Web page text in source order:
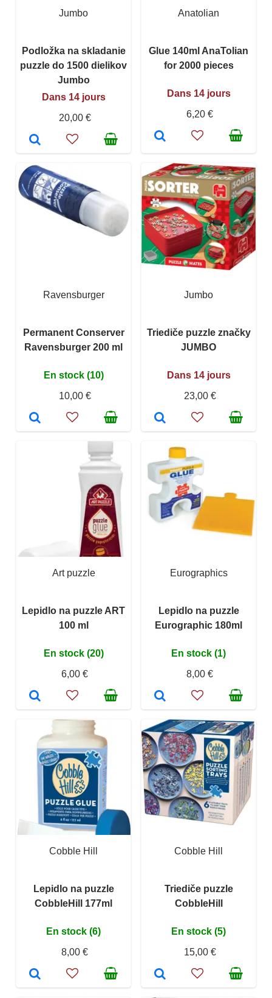
Jumbo
Podložka na skladanie
puzzle do 1500 dielikov
Jumbo
Dans 14 jours
20,00 €
Anatolian
Glue 140ml AnaTolian
for 2000 pieces
Dans 14 jours
6,20 €
Ravensburger
Permanent Conserver
Ravensburger 200 ml
En stock (10)
10,00 €
Jumbo
Triediče puzzle značky
JUMBO
Dans 14 jours
23,00 €
Art puzzle
Lepidlo na puzzle ART
100 ml
En stock (20)
6,00 €
Eurographics
Lepidlo na puzzle
Eurographic 180ml
En stock (1)
8,00 €
Cobble Hill
Lepidlo na puzzle
CobbleHill 177ml
En stock (6)
8,00 €
Cobble Hill
Triediče puzzle
CobbleHill
En stock (5)
15,00 €